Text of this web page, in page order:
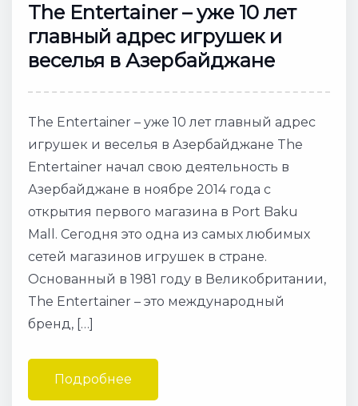
The Entertainer – уже 10 лет
главный адрес игрушек и
веселья в Азербайджане
The Entertainer – уже 10 лет главный адрес
игрушек и веселья в Азербайджане The
Entertainer начал свою деятельность в
Азербайджане в ноябре 2014 года с
открытия первого магазина в Port Baku
Mall. Сегодня это одна из самых любимых
сетей магазинов игрушек в стране.
Основанный в 1981 году в Великобритании,
The Entertainer – это международный
бренд, […]
Подробнее